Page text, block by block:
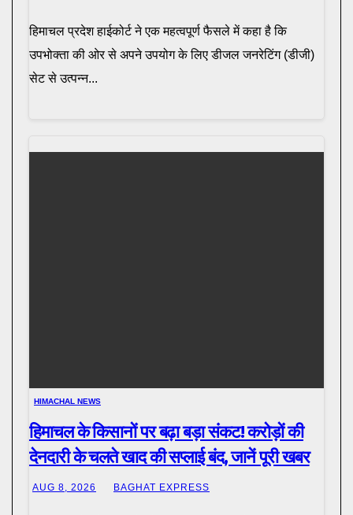
हिमाचल प्रदेश हाईकोर्ट ने एक महत्वपूर्ण फैसले में कहा है कि
उपभोक्ता की ओर से अपने उपयोग के लिए डीजल जनरेटिंग (डीजी)
सेट से उत्पन्न...
HIMACHAL NEWS
हिमाचल के किसानों पर बढ़ा बड़ा संकट! करोड़ों की
देनदारी के चलते खाद की सप्लाई बंद, जानें पूरी खबर
AUG 8, 2026 BAGHAT EXPRESS